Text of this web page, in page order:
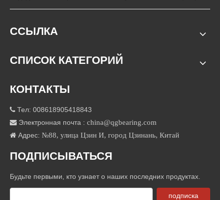
ССЫЛКА
СПИСОК КАТЕГОРИЙ
КОНТАКТЫ
 Тел: 008618905418843
 Электронная почта : china@qgbearing.com
 Адрес: №88, улица Цзин И, город Цзинань, Китай
ПОДПИСЫВАТЬСЯ
Будьте первыми, кто узнает о наших последних продуктах.
подписка